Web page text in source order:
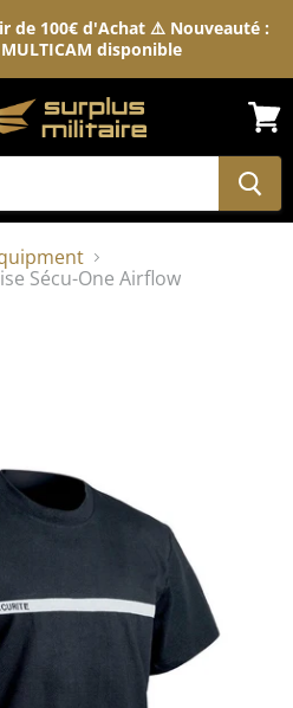
de 100€ d'Achat ⚠️ Nouveauté :
disponible
le
Sécu-One Airflow